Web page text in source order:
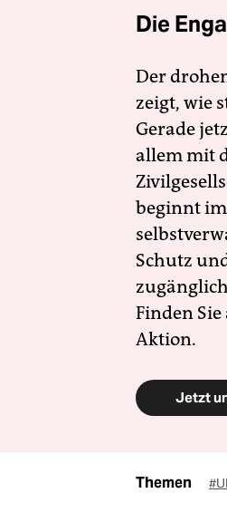
Die
Der
zeigt, wie
Gerade
allem mit
beginnt
Schutz
Finden
Aktion.
Jetzt
Themen